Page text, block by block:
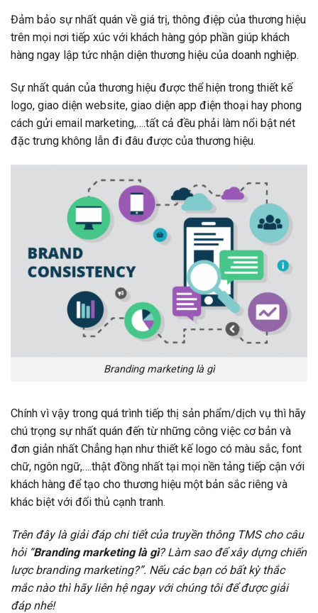
Đảm bảo sự nhất quán về giá trị, thông điệp của thương hiệu
trên mọi nơi tiếp xúc với khách hàng góp phần giúp khách
hàng ngay lập tức nhận diện thương hiệu của doanh nghiệp.
Sự nhất quán của thương hiệu được thể hiện trong thiết kế
logo, giao diện website, giao diện app điện thoại hay phong
cách gửi email marketing,….tất cả đều phải làm nổi bật nét
đặc trưng không lẫn đi đâu được của thương hiệu.
Branding marketing là gì
Chính vì vậy trong quá trình tiếp thị sản phẩm/dịch vụ thì hãy
chú trọng sự nhất quán đến từ những công việc cơ bản và
đơn giản nhất Chẳng hạn như thiết kế logo có màu sắc, font
chữ, ngôn ngữ,….thật đồng nhất tại mọi nền tảng tiếp cận với
khách hàng để tạo cho thương hiệu một bản sắc riêng và
khác biệt với đối thủ cạnh tranh.
Trên đây là giải đáp chi tiết của truyền thông TMS cho câu
hỏi “Branding marketing là gì? Làm sao để xây dựng chiến
lược branding marketing?”. Nếu các bạn có bất kỳ thắc
mắc nào thì hãy liên hệ ngay với chúng tôi để được giải
đáp nhé!